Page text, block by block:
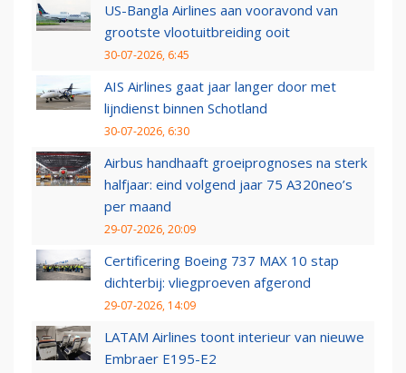
US-Bangla Airlines aan vooravond van
grootste vlootuitbreiding ooit
30-07-2026, 6:45
AIS Airlines gaat jaar langer door met
lijndienst binnen Schotland
30-07-2026, 6:30
Airbus handhaaft groeiprognoses na sterk
halfjaar: eind volgend jaar 75 A320neo’s
per maand
29-07-2026, 20:09
Certificering Boeing 737 MAX 10 stap
dichterbij: vliegproeven afgerond
29-07-2026, 14:09
LATAM Airlines toont interieur van nieuwe
Embraer E195-E2